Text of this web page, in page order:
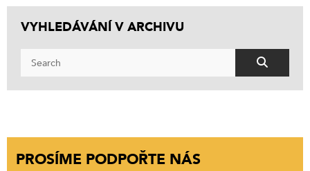
VYHLEDÁVÁNÍ V ARCHIVU
PROSÍME PODPOŘTE NÁS